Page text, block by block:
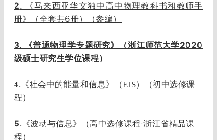
2. 《马来西亚华文独中高中物理教科书和教师手
册》（全套共6册）（参编）
3. 《普通物理学专题研究》（浙江师范大学2020
级硕士研究生学位课程）
4.《社会中的能量和信息》（EIS）（初中选修课
程）
5.《波动与信息》（高中选修课程·浙江省精品课
程）